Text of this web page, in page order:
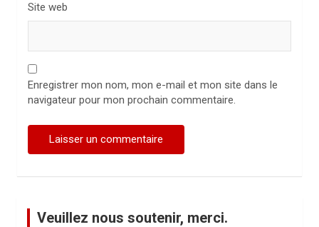
Site web
Enregistrer mon nom, mon e-mail et mon site dans le
navigateur pour mon prochain commentaire.
Veuillez nous soutenir, merci.